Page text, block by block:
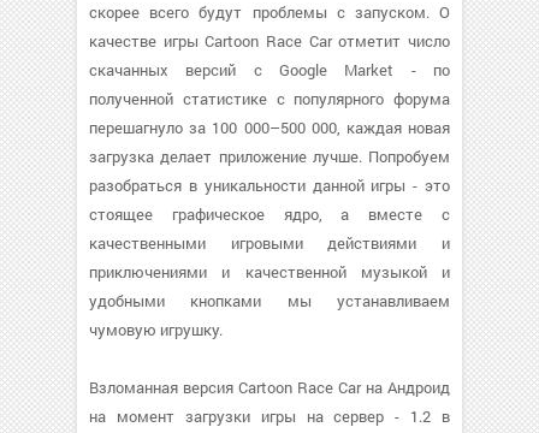
скорее всего будут проблемы с запуском. О
качестве игры Cartoon Race Car отметит число
скачанных версий с Google Market - по
полученной статистике с популярного форума
перешагнуло за 100 000–500 000, каждая новая
загрузка делает приложение лучше. Попробуем
разобраться в уникальности данной игры - это
стоящее графическое ядро, а вместе с
качественными игровыми действиями и
приключениями и качественной музыкой и
удобными кнопками мы устанавливаем
чумовую игрушку.
Взломанная версия Cartoon Race Car на Андроид
на момент загрузки игры на сервер - 1.2 в